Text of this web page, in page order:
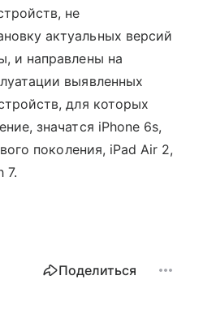
не
актуальных версий
и направлены на
выявленных
для которых
значатся iPhone 6s,
поколения, iPad Air 2,
7.
Поделиться